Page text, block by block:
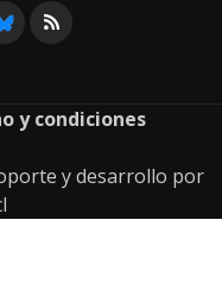
y condiciones
y desarrollo por